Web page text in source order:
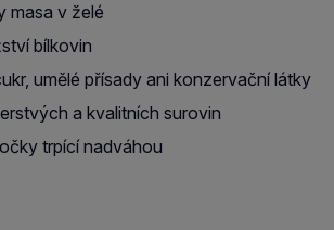
masa v želé
bílkovin
umělé přísady ani konzervační látky
a kvalitních surovin
trpící nadváhou